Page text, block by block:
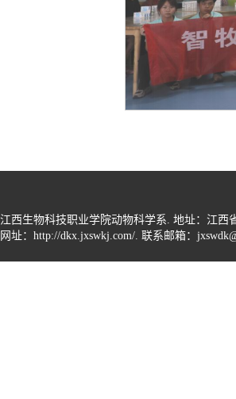
江西生物科技职业学院动物科学系. 地址：江西
网址： http://dkx.jxswkj.com/. 联系邮箱：